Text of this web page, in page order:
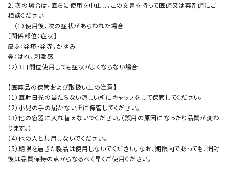
2．次の場合は，直ちに使用を中止し，この文書を持って医師又は薬剤師にご
相談ください
（1）使用後，次の症状があらわれた場合
［関係部位：症状］
皮ふ：発疹・発赤，かゆみ
鼻：はれ，刺激感
（2）3日間位使用しても症状がよくならない場合
【医薬品の保管および取扱い上の注意】
（1）直射日光の当たらない涼しい所にキャップをして保管してください。
（2）小児の手の届かない所に保管してください。
（3）他の容器に入れ替えないでください。（誤用の原因になったり品質が変わ
ります。）
（4）他の人と共用しないでください。
（5）期限を過ぎた製品は使用しないでください。なお、期限内であっても、開封
後は品質保持の点からなるべく早くご使用ください。